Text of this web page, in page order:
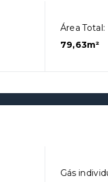
Área Total:
79,63m²
Gás